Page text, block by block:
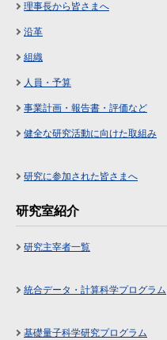
理事長から皆さまへ
沿革
組織
人員・予算
事業計画・報告書・評価など
健全な研究活動に向けた取組み
研究に参加された皆さまへ
研究室紹介
研究主宰者一覧
統合データ・計算科学プログラム
基礎量子科学研究プログラム